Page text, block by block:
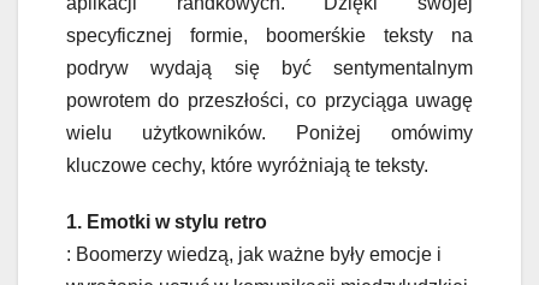
specyficznej formie, boomerśkie teksty na
podryw wydają się być sentymentalnym
powrotem do przeszłości, co przyciąga uwagę
wielu użytkowników. Poniżej omówimy
kluczowe cechy, które wyróżniają te teksty.
1. Emotki w stylu retro
: Boomerzy wiedzą, jak ważne były emocje i